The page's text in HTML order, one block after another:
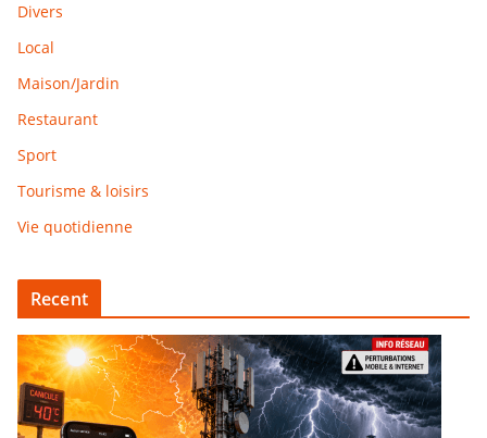
Divers
Local
Maison/Jardin
Restaurant
Sport
Tourisme & loisirs
Vie quotidienne
Recent